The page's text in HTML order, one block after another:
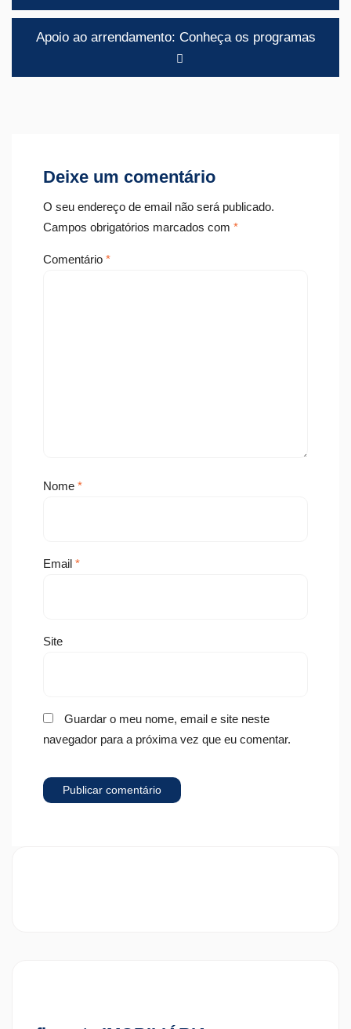
artigos
Apoio ao arrendamento: Conheça os programas
Deixe um comentário
O seu endereço de email não será publicado.
Campos obrigatórios marcados com *
Comentário *
Nome *
Email *
Site
Guardar o meu nome, email e site neste
navegador para a próxima vez que eu comentar.